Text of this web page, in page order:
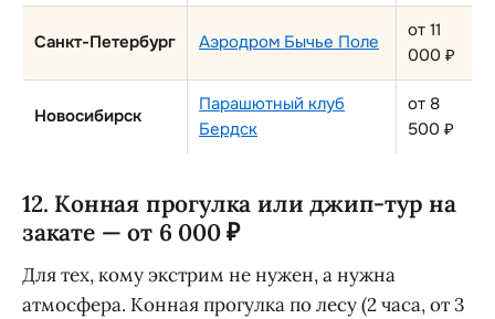
Санкт-Петербург Аэродром Бычье Поле
от 11
000 ₽
Новосибирск
Парашютный клуб
Бердск
от 8
500 ₽
12. Конная прогулка или джип-тур на
закате — от 6 000 ₽
Для тех, кому экстрим не нужен, а нужна
атмосфера. Конная прогулка по лесу (2 часа, от 3